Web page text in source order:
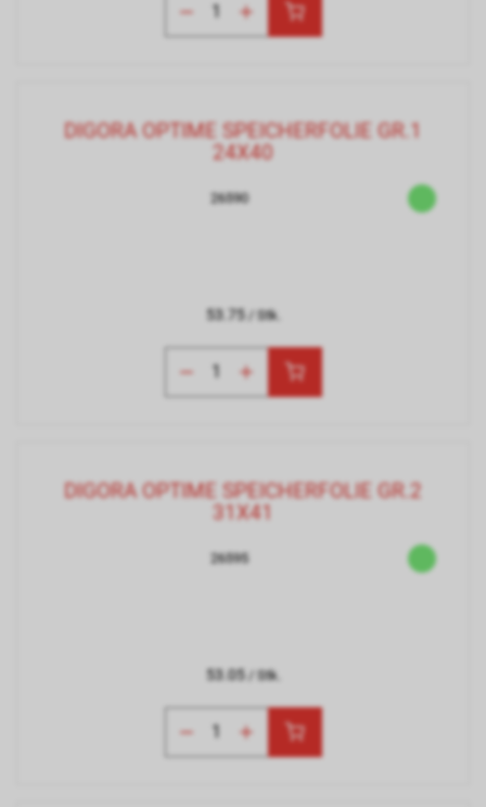
DIGORA OPTIME SPEICHERFOLIE GR.1
24X40
26590
53.75/ Stk.
DIGORA OPTIME SPEICHERFOLIE GR.2
31X41
26595
53.05/ Stk.